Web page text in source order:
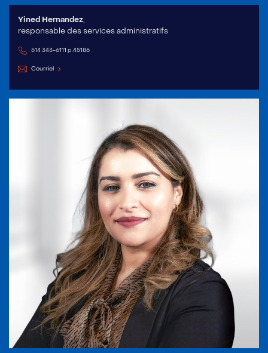
Yined Hernandez,
responsable des services administratifs
514 343-6111 p.45186
Courriel